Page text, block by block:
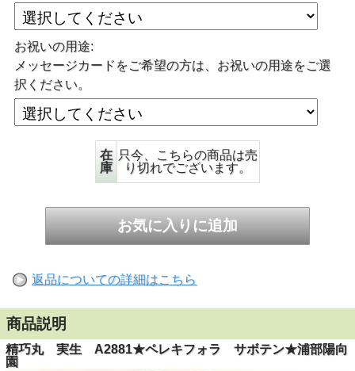
お祝いの用途:
メッセージカードをご希望の方は、お祝いの用途をご選
択ください。
在
庫
只今、こちらの商品は売
り切れでございます。
返品についての詳細はこちら
商品説明
精巧丸 実生 A2881★ペレキフォラ サボテン★浦部陽向
園